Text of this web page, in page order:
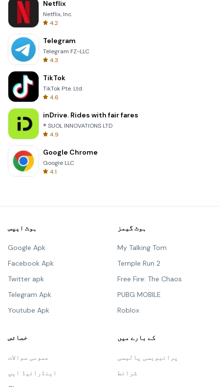
Netflix
Netflix, Inc.
4.2
Telegram
Telegram FZ-LLC
4.3
TikTok
TikTok Pte. Ltd.
4.6
inDrive. Rides with fair fares
® SUOL INNOVATIONS LTD
4.9
Google Chrome
Google LLC
4.1
ہوٹ ایپس
Google Apk
Facebook Apk
Twitter apk
Telegram Apk
Youtube Apk
ہوٹ گیمز
My Talking Tom
Temple Run 2
Free Fire: The Chaos
PUBG MOBILE
Roblox
خصائص
عمومی سوالات
اینڈرائیڈ ایپ
کے بارے میں
پرائیویسی پالیسی
شرائط